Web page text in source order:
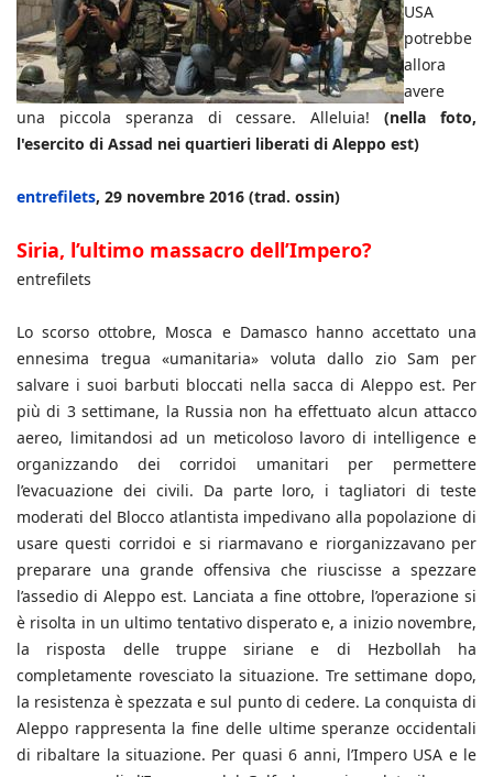
USA
potrebbe
allora
avere
una piccola speranza di cessare. Alleluia!(nella foto,
l'esercito di Assad nei quartieri liberati di Aleppo est)
entrefilets, 29 novembre 2016 (trad. ossin)
Siria, l’ultimo massacro dell’Impero?
entrefilets
Lo scorso ottobre, Mosca e Damasco hanno accettato una
ennesima tregua «umanitaria» voluta dallo zio Sam per
salvare i suoi barbuti bloccati nella sacca di Aleppo est. Per
più di 3 settimane, la Russia non ha effettuato alcun attacco
aereo, limitandosi ad un meticoloso lavoro di intelligence e
organizzando dei corridoi umanitari per permettere
l’evacuazione dei civili. Da parte loro, i tagliatori di teste
moderati del Blocco atlantista impedivano alla popolazione di
usare questi corridoi e si riarmavano e riorganizzavano per
preparare una grande offensiva che riuscisse a spezzare
l’assedio di Aleppo est. Lanciata a fine ottobre, l’operazione si
è risolta in un ultimo tentativo disperato e, a inizio novembre,
la risposta delle truppe siriane e di Hezbollah ha
completamente rovesciato la situazione. Tre settimane dopo,
la resistenza è spezzata e sul punto di cedere. La conquista di
Aleppo rappresenta la fine delle ultime speranze occidentali
di ribaltare la situazione. Per quasi 6 anni, l’Impero USA e le